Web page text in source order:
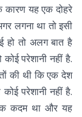
यह एक दोहरे
लगना था तो इसी
हो तो अलग बात है
परेशानी नहीं है.
की थी कि एक देश
परेशानी नहीं है.
कदम था और यह